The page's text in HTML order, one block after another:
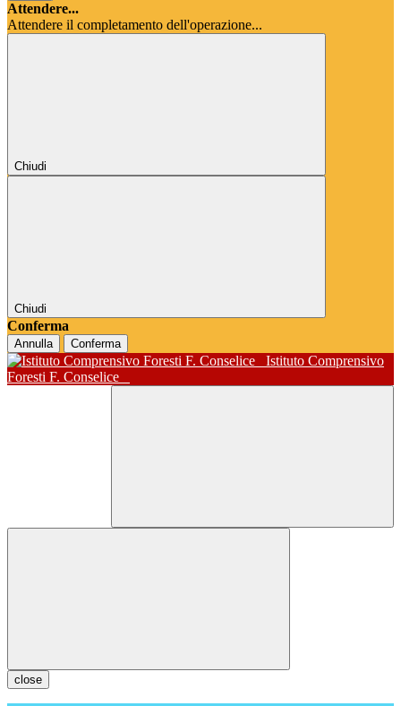
Attendere...
Attendere il completamento dell'operazione...
Chiudi
Chiudi
Conferma
Annulla Conferma
Istituto Comprensivo
Foresti F. Conselice
close